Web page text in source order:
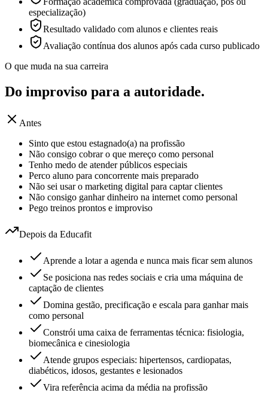
especialização)
Resultado validado com alunos e clientes reais
Avaliação contínua dos alunos após cada curso publicado
O que muda na sua carreira
Do improviso para a autoridade.
Antes
Sinto que estou estagnado(a) na profissão
Não consigo cobrar o que mereço como personal
Tenho medo de atender públicos especiais
Perco aluno para concorrente mais preparado
Não sei usar o marketing digital para captar clientes
Não consigo ganhar dinheiro na internet como personal
Pego treinos prontos e improviso
Depois da Educafit
Aprende a lotar a agenda e nunca mais ficar sem alunos
Se posiciona nas redes sociais e cria uma máquina de
captação de clientes
Domina gestão, precificação e escala para ganhar mais
como personal
Constrói uma caixa de ferramentas técnica: fisiologia,
biomecânica e cinesiologia
Atende grupos especiais: hipertensos, cardiopatas,
diabéticos, idosos, gestantes e lesionados
Vira referência acima da média na profissão